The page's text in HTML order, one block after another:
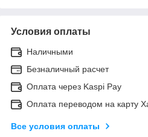
Условия оплаты
Наличными
Безналичный расчет
Оплата через Kaspi Pay
Оплата переводом на карту
Все условия оплаты